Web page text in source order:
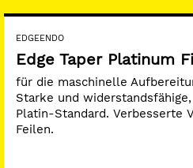
EDGEENDO
Edge Taper Platinum
für die maschinelle
Starke und
Platin-Standard. Verbesserte
Feilen.